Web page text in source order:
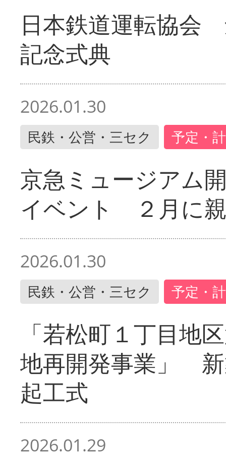
日本鉄道運転協会
記念式典
2026.01.30
民鉄・公営・三セク 予定・
京急ミュージアム
イベント ２月に
2026.01.30
民鉄・公営・三セク 予定・
「若松町１丁目地
地再開発事業」
起工式
2026.01.29